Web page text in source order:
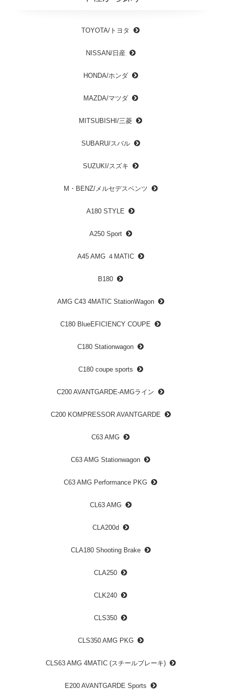
TOYOTA/トヨタ
NISSAN/日産
HONDA/ホンダ
MAZDA/マツダ
MITSUBISHI/三菱
SUBARU/スバル
SUZUKI/スズキ
M・BENZ/メルセデスベンツ
A180 STYLE
A250 Sport
A45 AMG ４MATIC
B180
AMG C43 4MATIC StationWagon
C180 BlueEFICIENCY COUPE
C180 Stationwagon
C180 coupe sports
C200 AVANTGARDE-AMGライン
C200 KOMPRESSOR AVANTGARDE
C63 AMG
C63 AMG Stationwagon
C63 AMG Performance PKG
CL63 AMG
CLA200d
CLA180 Shooting Brake
CLA250
CLK240
CLS350
CLS350 AMG PKG
CLS63 AMG 4MATIC (スチールブレーキ)
E200 AVANTGARDE Sports